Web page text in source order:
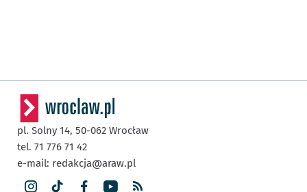
pl. Solny 14, 50-062 Wrocław
tel. 71 776 71 42
e-mail: redakcja@araw.pl